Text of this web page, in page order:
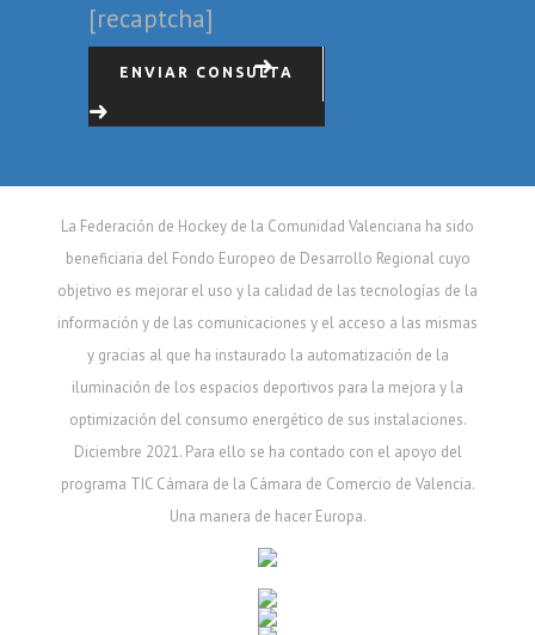
[recaptcha]
ENVIAR CONSULTA
La Federación de Hockey de la Comunidad Valenciana ha sido
beneficiaria del Fondo Europeo de Desarrollo Regional cuyo
objetivo es mejorar el uso y la calidad de las tecnologías de la
información y de las comunicaciones y el acceso a las mismas
y gracias al que ha instaurado la automatización de la
iluminación de los espacios deportivos para la mejora y la
optimización del consumo energético de sus instalaciones.
Diciembre 2021. Para ello se ha contado con el apoyo del
programa TIC Cámara de la Cámara de Comercio de Valencia.
Una manera de hacer Europa.